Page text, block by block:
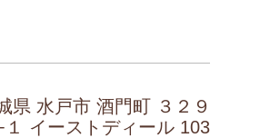
県 水戸市 酒門町 ３２９
１ イーストディール 103